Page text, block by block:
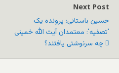
Next Post
حسین باستانی: پرونده یک
'تصفیه': معتمدان آیت الله خمینی
چه سرنوشتی یافتند؟